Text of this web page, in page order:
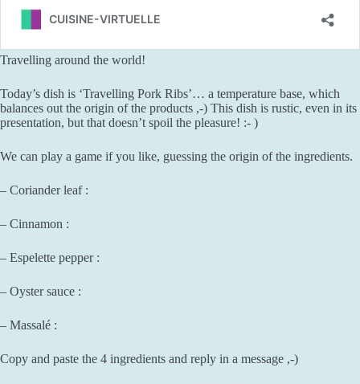
Travelling around the world!
Today’s dish is ‘Travelling Pork Ribs’… a temperature base, which
balances out the origin of the products ,-) This dish is rustic, even in its
presentation, but that doesn’t spoil the pleasure! :- )
We can play a game if you like, guessing the origin of the ingredients.
– Coriander leaf :
– Cinnamon :
– Espelette pepper :
– Oyster sauce :
– Massalé :
Copy and paste the 4 ingredients and reply in a message ,-)